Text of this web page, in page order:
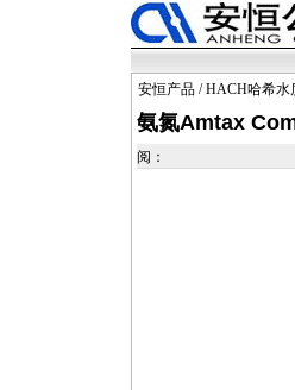
安恒产品 /HACH哈希水
氨氮Amtax
阅：